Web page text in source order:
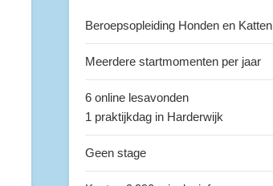
Beroepsopleiding Honden en Katten
Meerdere startmomenten per jaar
6 online lesavonden
1 praktijkdag in Harderwijk
Geen stage